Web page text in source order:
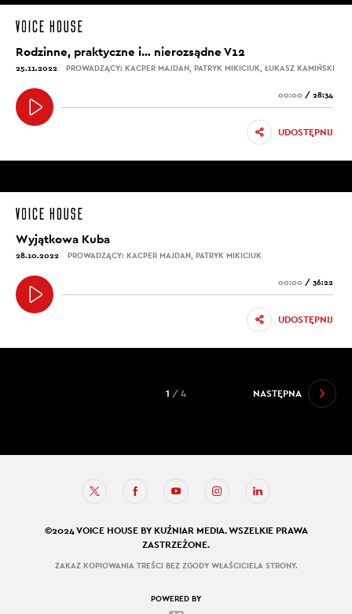
Rodzinne, praktyczne i… nierozsądne V12
25.11.2022 PROWADZĄCY: KACPER MAJDAN, PATRYK MIKICIUK, ŁUKASZ KAMIŃSKI
00:00 / 28:34
UDOSTĘPNIJ
Wyjątkowa Kuba
28.10.2022 PROWADZĄCY: KACPER MAJDAN, PATRYK MIKICIUK
00:00 / 36:22
UDOSTĘPNIJ
NASTĘPNA
1 / 4
©2024 VOICE HOUSE BY KUŹNIAR MEDIA. WSZELKIE PRAWA
ZASTRZEŻONE.
ZAKAZ KOPIOWANIA TREŚCI BEZ ZGODY WŁAŚCICIELA STRONY.
POWERED BY